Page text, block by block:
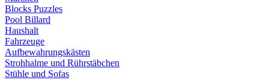
Blocks Puzzles
Pool Billard
Haushalt
Fahrzeuge
Aufbewahrungskästen
Strohhalme und Rührstäbchen
Stühle und Sofas